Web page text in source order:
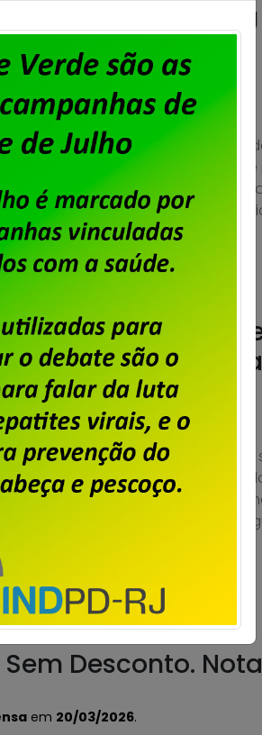
do
em 31/07/2026.
ontem, 30 de julho, na sede
aprovaram a proposta de
cobrança de 6% de Contribuição
limitado a 240,00 e direito a
mudar sua
caro do Centro
em23/06/2026.
da Dataprev de abandonar
em um prédio alugado no Centro
de trabalhar num local
da empresa apenas pelo
Desconto.
em 20/03/2026.